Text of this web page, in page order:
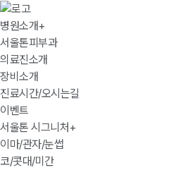
병원소개+
서울톤피부과
의료진소개
장비소개
진료시간/오시는길
이벤트
서울톤 시그니처+
이마/관자/눈썹
코/콧대/미간